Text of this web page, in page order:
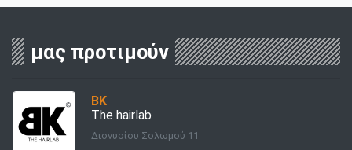
μας προτιμούν
BK
The hairlab
Διονυσίου Σολωμού 11